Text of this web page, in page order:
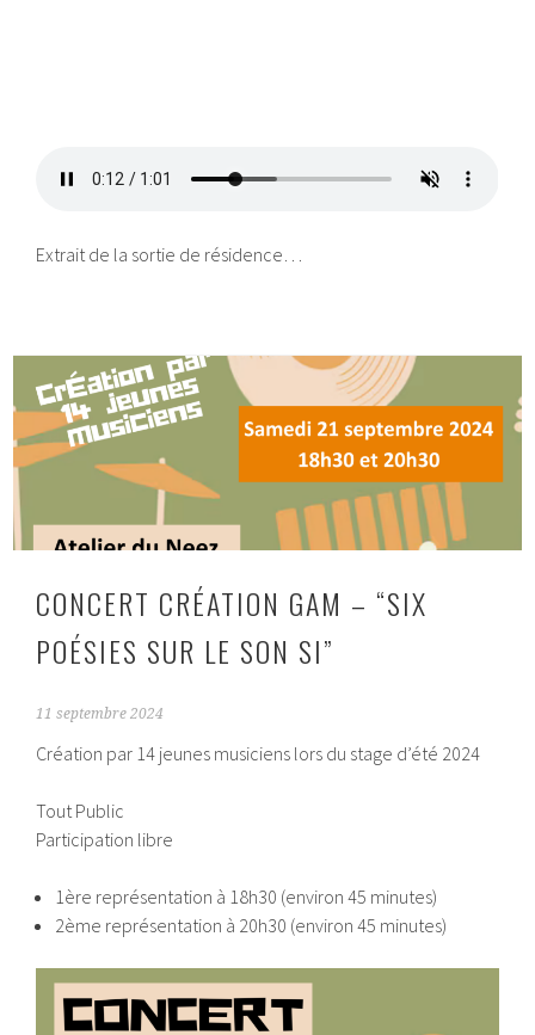
Extrait de la sortie de résidence…
CONCERT CRÉATION GAM – “SIX
POÉSIES SUR LE SON SI”
11 septembre 2024
Création par 14 jeunes musiciens lors du stage d’été 2024
Tout Public
Participation libre
1ère représentation à 18h30 (environ 45 minutes)
2ème représentation à 20h30 (environ 45 minutes)